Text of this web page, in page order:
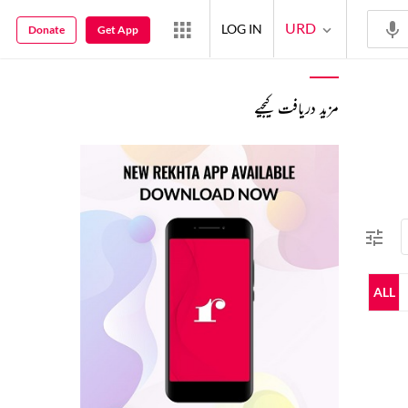
ALL
مزید دریافت کیجیے
URD
LOG IN
Get App
Donate